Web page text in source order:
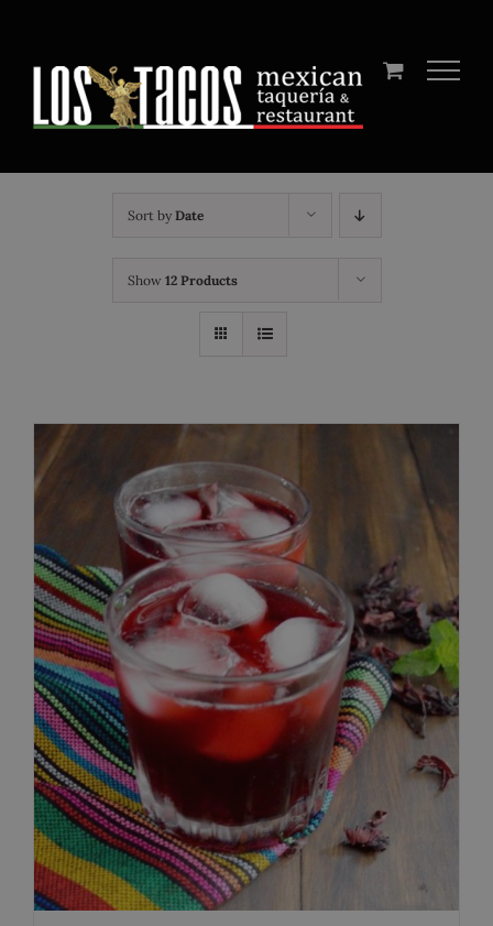
content
Sort by Date
Show 12 Products